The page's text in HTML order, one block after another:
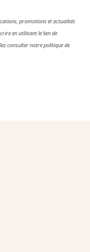
promotions et actualités
en utilisant le lien de
consulter notre politique de